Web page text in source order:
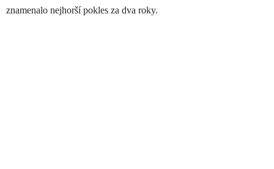
znamenalo nejhorší pokles za dva roky.